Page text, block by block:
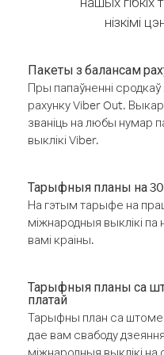
нізкімі
Пакеты з балансам
Пры папаўненні
рахунку Viber Out.
званіць на любы нумар
выклікі Viber.
Тарыфныя планы на
На гэтым тарыфе на
міжнародныя выклікі па
вамі краіны.
Тарыфныя планы са
платай
Тарыфны план са
дае вам свабоду